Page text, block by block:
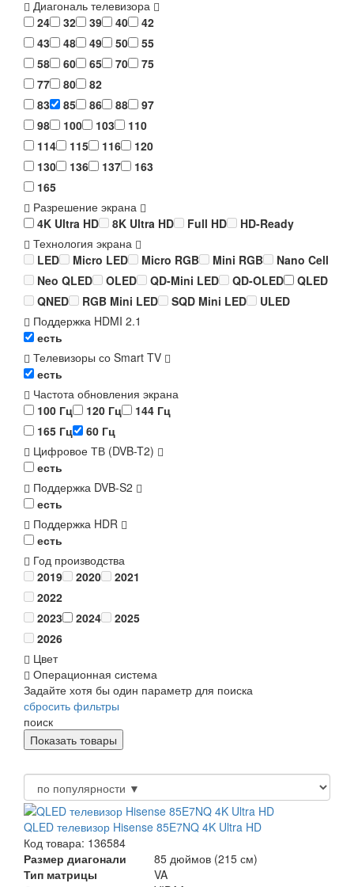
Диагональ телевизора
24
32 39 40
42
43
48 49 50
55
58
60 65 70
75
77
80
82
83
85 86 88
97
98
100 103
110
114
115 116
120
130
136 137
163
165
Разрешение экрана
4K Ultra HD
8K Ultra HD Full HD
HD-Ready
Технология экрана
LED
Micro LED Micro RGB Mini RGB
Nano Cell
Neo QLED
OLED QD-Mini LED QD-OLED
QLED
QNED
RGB Mini LED SQD Mini LED
ULED
Поддержка HDMI 2.1
есть
Телевизоры со Smart TV
есть
Частота обновления экрана
100 Гц
120 Гц
144 Гц
165 Гц
60 Гц
Цифровое ТВ (DVB-T2)
есть
Поддержка DVB-S2
есть
Поддержка HDR
есть
Год производства
2019
2020
2021
2022
2023
2024
2025
2026
Цвет
Операционная система
Задайте хотя бы один параметр для поиска
сбросить фильтры
поиск
QLED телевизор Hisense 85E7NQ 4K Ultra HD
Код товара: 136584
Размер диагонали
85 дюймов (215 см)
Тип матрицы
VA